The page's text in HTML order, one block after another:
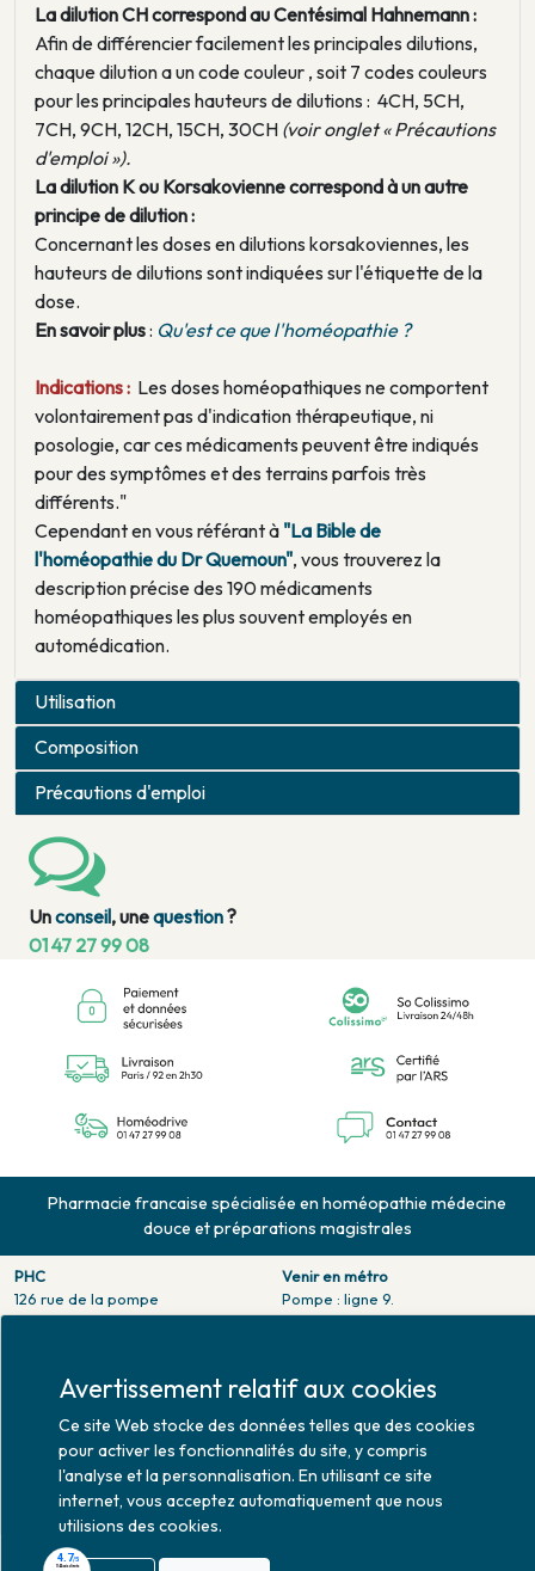
La dilution CH correspond au Centésimal Hahnemann :
Afin de différencier facilement les principales dilutions,
chaque dilution a un code couleur , soit 7 codes couleurs
pour les principales hauteurs de dilutions : 4CH, 5CH,
7CH, 9CH, 12CH, 15CH, 30CH (voir onglet « Précautions
d'emploi »).
La dilution K ou Korsakovienne correspond à un autre
principe de dilution :
Concernant les doses en dilutions korsakoviennes, les
hauteurs de dilutions sont indiquées sur l'étiquette de la
dose.
En savoir plus: Qu'est ce que l'homéopathie ?
Indications : Les doses homéopathiques ne comportent
volontairement pas d'indication thérapeutique, ni
posologie, car ces médicaments peuvent être indiqués
pour des symptômes et des terrains parfois très
différents."
Cependant en vous référant à "La Bible de
l'homéopathie du Dr Quemoun", vous trouverez la
description précise des 190 médicaments
homéopathiques les plus souvent employés en
automédication.
Utilisation
Composition
Précautions d'emploi
Unconseil, unequestion?
01 47 27 99 08
Pharmacie francaise spécialisée en homéopathie médecine
douce et préparations magistrales
PHC
126 rue de la pompe
75116 PARIS
Lundi : 10h30 - 20h00
Mardi au vendredi : 9h00 -
20h00
Samedi : 9h30 - 20h00
Venir en métro
Pompe : ligne 9.
Trocadero : ligne 6/9.
Venir en bus
Avertissement relatif aux cookies
Ce site Web stocke des données telles que des cookies
pour activer les fonctionnalités du site, y compris
l'analyse et la personnalisation. En utilisant ce site
internet, vous acceptez automatiquement que nous
utilisions des cookies.